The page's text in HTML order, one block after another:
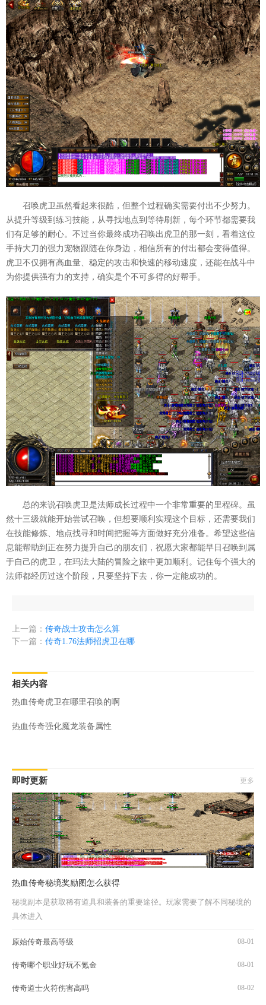
召唤虎卫虽然看起来很酷，但整个过程确实需要付出不少努力。
从提升等级到练习技能，从寻找地点到等待刷新，每个环节都需要我
们有足够的耐心。不过当你最终成功召唤出虎卫的那一刻，看着这位
手持大刀的强力宠物跟随在你身边，相信所有的付出都会变得值得。
虎卫不仅拥有高血量、稳定的攻击和快速的移动速度，还能在战斗中
为你提供强有力的支持，确实是个不可多得的好帮手。
总的来说召唤虎卫是法师成长过程中一个非常重要的里程碑。虽
然十三级就能开始尝试召唤，但想要顺利实现这个目标，还需要我们
在技能修炼、地点找寻和时间把握等方面做好充分准备。希望这些信
息能帮助到正在努力提升自己的朋友们，祝愿大家都能早日召唤到属
于自己的虎卫，在玛法大陆的冒险之旅中更加顺利。记住每个强大的
法师都经历过这个阶段，只要坚持下去，你一定能成功的。
上一篇： 传奇战士攻击怎么算
下一篇： 传奇1.76法师招虎卫在哪
相关内容
热血传奇虎卫在哪里召唤的啊
热血传奇强化魔龙装备属性
即时更新 更多
热血传奇秘境奖励图怎么获得
秘境副本是获取稀有道具和装备的重要途径。玩家需要了解不同秘境的
具体进入
原始传奇最高等级 08-01
传奇哪个职业好玩不氪金 08-01
传奇道士火符伤害高吗 08-02